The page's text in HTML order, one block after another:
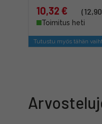
10,32 €
Toimitus heti
Tutustu myös tähän